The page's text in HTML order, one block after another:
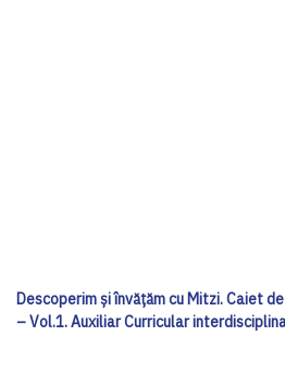
Descoperim și învățăm cu Mitzi. Caiet
– Vol.1. Auxiliar Curricular